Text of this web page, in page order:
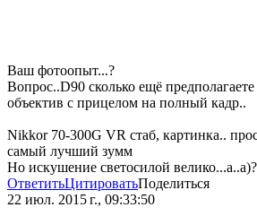
Ваш фотоопыт...?
Вопрос..D90 сколько ещё предполагаете
объектив с прицелом на полный кадр..
Nikkor 70-300G VR стаб, картинка..
самый лучший зумм
Но искушение светосилой велико...а..а)?
ОтветитьЦитироватьПоделиться
22 июл. 2015 г., 09:33:50